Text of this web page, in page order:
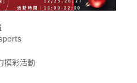
摸彩活動